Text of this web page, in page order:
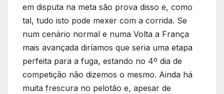
em disputa na meta são prova disso e, como
tal, tudo isto pode mexer com a corrida. Se
num cenário normal e numa Volta a França
mais avançada diríamos que seria uma etapa
perfeita para a fuga, estando no 4º dia de
competição não dizemos o mesmo. Ainda há
muita frescura no pelotão e, apesar de